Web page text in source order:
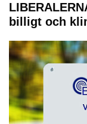
billigt och